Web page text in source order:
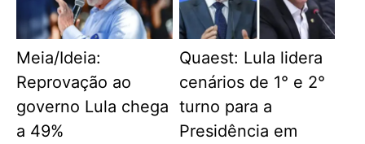
Meia/Ideia:
Reprovação ao
governo Lula chega
a 49%
Quaest: Lula lidera
cenários de 1° e 2°
turno para a
Presidência em